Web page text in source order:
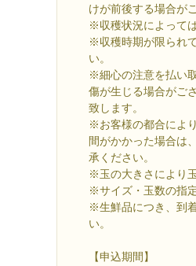
けが前後する場合が
※収穫状況によって
※収穫時期が限られ
い。
※細心の注意を払い
傷が生じる場合がご
致します。
※お客様の都合によ
間がかかった場合は
承ください。
※玉の大きさにより
※サイズ・玉数の指
※生鮮品につき、到
い。
【申込期間】